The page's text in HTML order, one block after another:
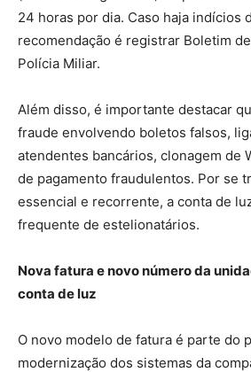
24 horas por dia. Caso haja indícios
recomendação é registrar Boletim
Polícia Miliar.
Além disso, é importante destacar
fraude envolvendo boletos falsos,
atendentes bancários, clonagem de
de pagamento fraudulentos. Por se
essencial e recorrente, a conta de
frequente de estelionatários.
Nova fatura e novo número da
conta de luz
O novo modelo de fatura é parte do
modernização dos sistemas da